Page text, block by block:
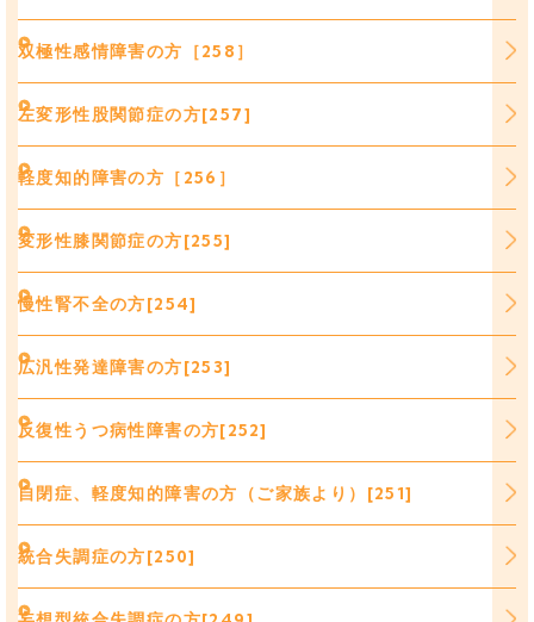
双極性感情障害の方［258］
左変形性股関節症の方[257]
軽度知的障害の方［256］
変形性膝関節症の方[255]
慢性腎不全の方[254]
広汎性発達障害の方[253]
反復性うつ病性障害の方[252]
自閉症、軽度知的障害の方（ご家族より）[251]
統合失調症の方[250]